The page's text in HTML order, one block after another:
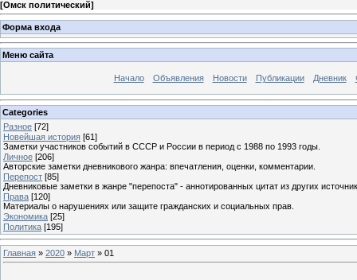
[Омск политический]
Форма входа
Меню сайта
Начало Объявления Новости Публикации Дневник
Categories
Разное [72]
Новейшая история [61]
Заметки участников событий в СССР и России в период с 1988 по 1993 годы.
Личное [206]
Авторские заметки дневникового жанра: впечатления, оценки, комментарии.
Перепост [85]
Дневниковые заметки в жанре "перепоста" - аннотированных цитат из других
Права [120]
Материалы о нарушениях или защите гражданских и социальных прав.
Экономика [25]
Политика [195]
Главная » 2020 » Март » 01